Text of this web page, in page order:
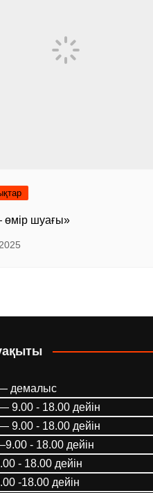
шуағы»
демалыс
9.00 - 18.00 дейін
9.00 - 18.00 дейін
- 18.00 дейін
- 18.00 дейін
-18.00 дейін